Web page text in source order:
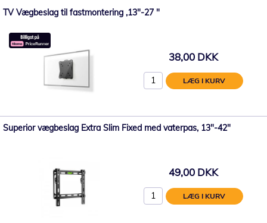
TV Vægbeslag til fastmontering ,13"-27 "
38,00 DKK
LÆG I KURV
Superior vægbeslag Extra Slim Fixed med vaterpas, 13"-42"
49,00 DKK
LÆG I KURV